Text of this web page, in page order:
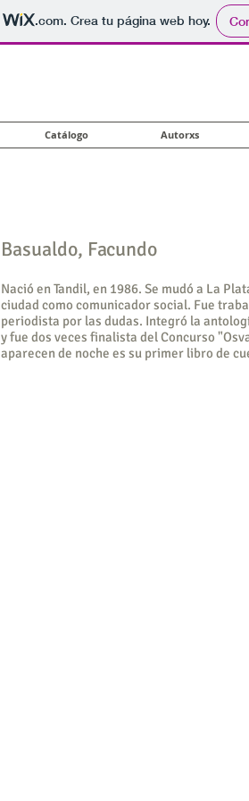
.com. Crea tu página web hoy.
Catálogo Autorxs
Basualdo, Facundo
Nació en Tandil, en 1986. Se mudó a La
ciudad como comunicador social. Fue
periodista por las dudas. Integró la
y fue dos veces finalista del Concurso
aparecen de noche es su primer libro de